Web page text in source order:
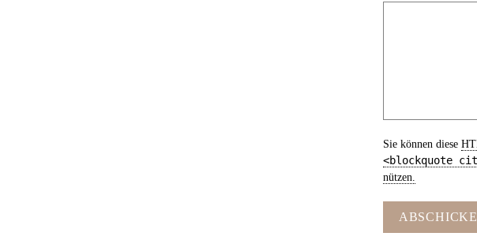
Sie können diese
<blockquote
nützen.